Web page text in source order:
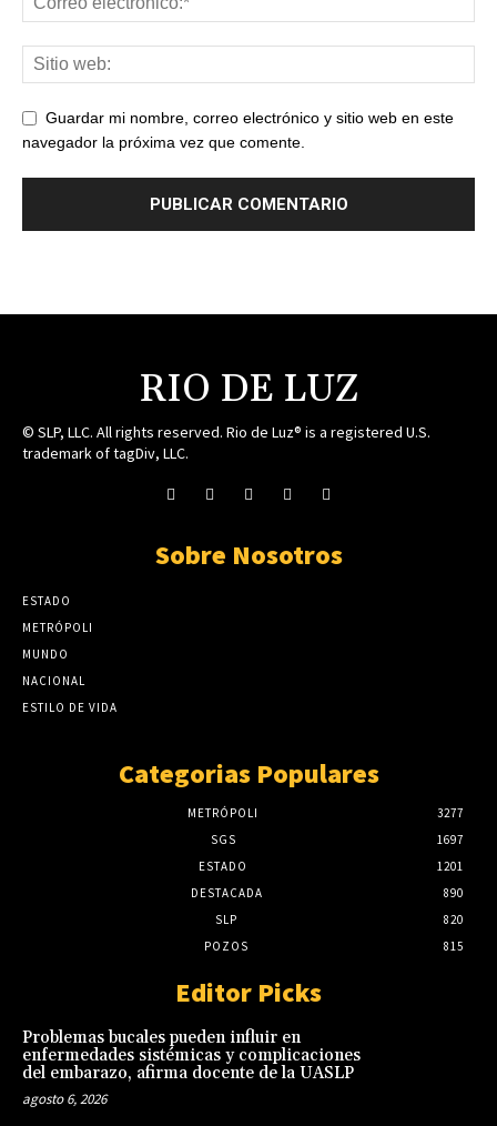
Guardar mi nombre, correo electrónico y sitio web en este
navegador la próxima vez que comente.
RIO DE LUZ
© SLP, LLC. All rights reserved. Rio de Luz® is a registered U.S.
trademark of tagDiv, LLC.
Sobre Nosotros
ESTADO
METRÓPOLI
MUNDO
NACIONAL
ESTILO DE VIDA
Categorias Populares
METRÓPOLI
3277
SGS
1697
ESTADO
1201
DESTACADA
890
SLP
820
POZOS
815
Editor Picks
Problemas bucales pueden influir en
enfermedades sistémicas y complicaciones
del embarazo, afirma docente de la UASLP
agosto 6, 2026